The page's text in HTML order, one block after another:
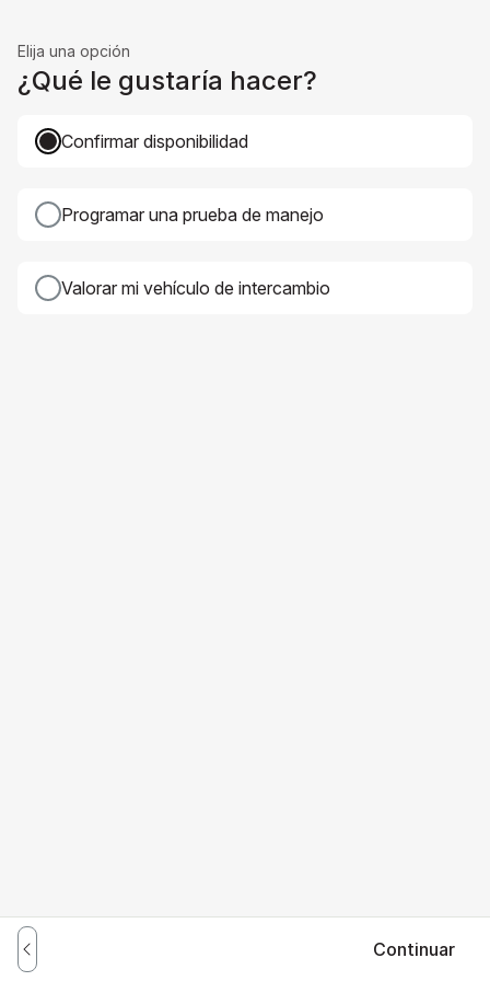
Elija una opción
¿Qué le gustaría hacer?
Confirmar disponibilidad
Programar una prueba de manejo
Valorar mi vehículo de intercambio
Continuar